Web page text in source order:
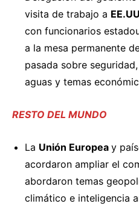
visita de trabajo a
con funcionarios
a la mesa permanente
pasada sobre
aguas y temas
RESTO DEL MUNDO
La Unión Europea y
acordaron ampliar el
abordaron temas
climático e inteligencia